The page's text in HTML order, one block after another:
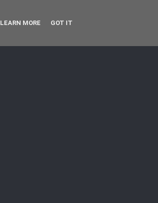
LEARN MORE GOT IT